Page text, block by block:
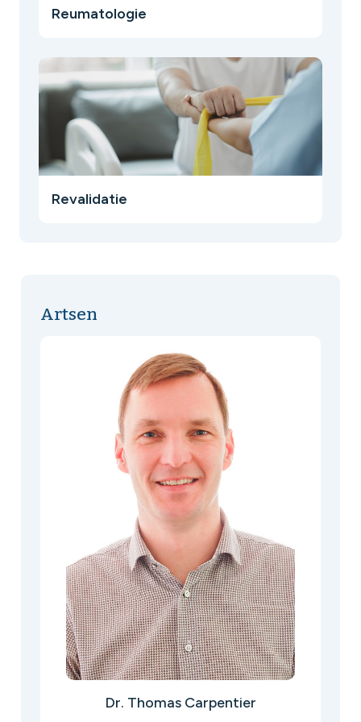
Reumatologie
Revalidatie
Artsen
Dr. Thomas Carpentier